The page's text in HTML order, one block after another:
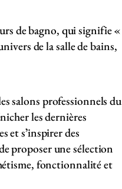
de bagno, qui signifie «
de la salle de bains,
salons professionnels du
les dernières
et sʼinspirer des
proposer une sélection
fonctionnalité et